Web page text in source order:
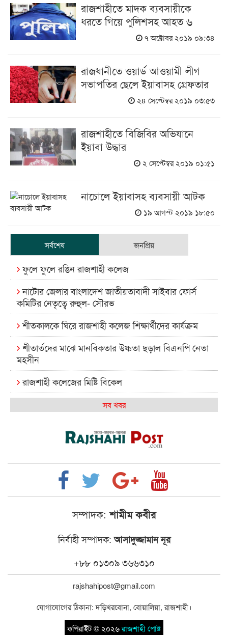
রাজশাহীতে মাদক ব্যবসায়ীকে
ধরতে গিয়ে পুলিশসহ আহত ৬
৭ অক্টোবর ২০১৯ ০৯:৩৪
রাজধানীতে ওয়ার্ড আওয়ামী লীগ
সভাপতির ছেলে ইয়াবাসহ গ্রেফতার
২৪ সেপ্টেম্বর ২০১৯ ০৩:৫৩
রাজশাহীতে বিজিবির অভিযানে
ইয়াবা উদ্ধার
২ সেপ্টেম্বর ২০১৯ ০১:৫১
নাচোলে ইয়াবাসহ ব্যবসায়ী আটক
১৯ আগস্ট ২০১৯ ১৮:৫০
সর্বশেষ জনপ্রিয়
ফুলে ফুলে রঙিন রাজশাহী কলেজ
নাটোর জেলার বাংলাদেশ জাতীয়তাবাদী সাইবার ফোর্স
কমিটির নেতৃত্বে রুহুল- সৌরভ
শীতকালকে ঘিরে রাজশাহী কলেজ শিক্ষার্থীদের কার্যক্রম
শীতার্তদের মাঝে মানবিকতার উষ্ণতা ছড়াল বিএনপি নেতা
মহসীন
রাজশাহী কলেজের মিষ্টি বিকেল
কেমন আছে আমাদের দেশের মধ্যবিত্তরা
রাজশাইন একাডেমির ফল প্রকাশ ও পুরস্কার বিতরণ
রাজশাহী কলেজের শিক্ষার্থী শাখাওয়াত পেলেন স্টার
এক্সিলেন্স অ্যাওয়ার্ড
বিশ্ব নদী বিবস উপলক্ষে নদী সুরক্ষায় নাওযাত্রা
ইসলামের ইতিহাস ও সংস্কৃতি বিভাগের লাইট হাউজ ক্লাবের
নেতৃত্ব ইসতিয়াক-মাহফুজ
রাজশাহীতে ট্রাকচাপায় ভ্যানচালক নিহত
সব খবর
সম্পাদক: শামীম কবীর
নির্বাহী সম্পাদক:আসাদুজ্জামান নূর
+৮৮ ০১৩০৯ ৩৬৬৩১০
rajshahipost@gmail.com
যোগাযোগের ঠিকানা: দড়িখরবোনা, বোয়ালিয়া, রাজশাহী।
কপিরাইট © ২০২৬রাজশাহী পোষ্ট